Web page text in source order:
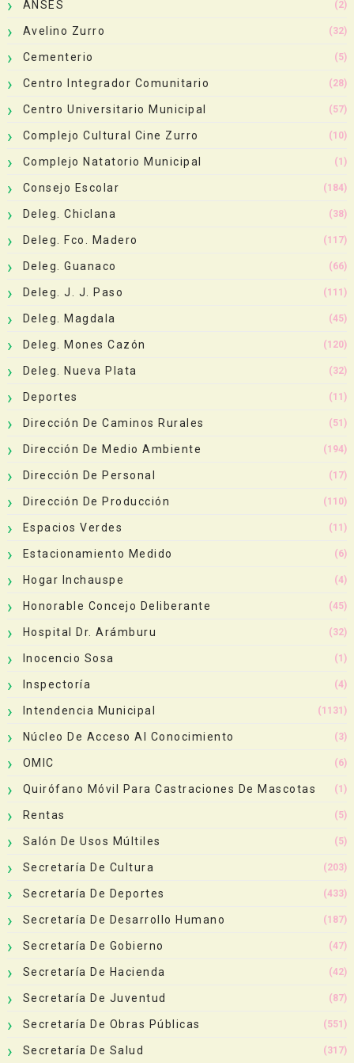
ANSES (2)
Avelino Zurro (32)
Cementerio (5)
Centro Integrador Comunitario (28)
Centro Universitario Municipal (57)
Complejo Cultural Cine Zurro (10)
Complejo Natatorio Municipal (1)
Consejo Escolar (184)
Deleg. Chiclana (38)
Deleg. Fco. Madero (117)
Deleg. Guanaco (66)
Deleg. J. J. Paso (111)
Deleg. Magdala (45)
Deleg. Mones Cazón (120)
Deleg. Nueva Plata (32)
Deportes (11)
Dirección De Caminos Rurales (51)
Dirección De Medio Ambiente (194)
Dirección De Personal (17)
Dirección De Producción (110)
Espacios Verdes (11)
Estacionamiento Medido (6)
Hogar Inchauspe (4)
Honorable Concejo Deliberante (45)
Hospital Dr. Arámburu (32)
Inocencio Sosa (1)
Inspectoría (4)
Intendencia Municipal (1131)
Núcleo De Acceso Al Conocimiento (3)
OMIC (6)
Quirófano Móvil Para Castraciones De Mascotas (1)
Rentas (5)
Salón De Usos Múltiles (5)
Secretaría De Cultura (203)
Secretaría De Deportes (433)
Secretaría De Desarrollo Humano (187)
Secretaría De Gobierno (47)
Secretaría De Hacienda (42)
Secretaría De Juventud (87)
Secretaría De Obras Públicas (551)
Secretaría De Salud (317)